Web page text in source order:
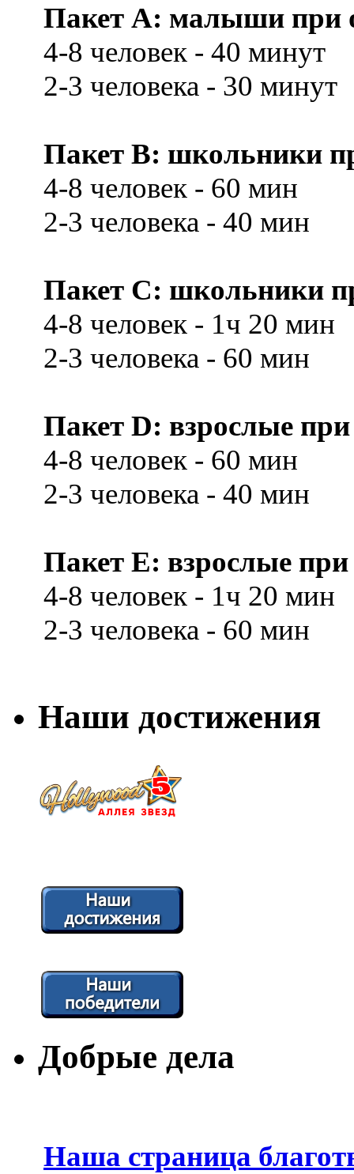
Пакет А: малыши при
4-8 человек - 40 минут
2-3 человека - 30 минут
Пакет В: школьники
4-8 человек - 60 мин
2-3 человека - 40 мин
Пакет С: школьники
4-8 человек - 1ч 20 мин
2-3 человека - 60 мин
Пакет D: взрослые
4-8 человек - 60 мин
2-3 человека - 40 мин
Пакет E: взрослые при
4-8 человек - 1ч 20 мин
2-3 человека - 60 мин
Наши достижения
Добрые дела
Наша страница